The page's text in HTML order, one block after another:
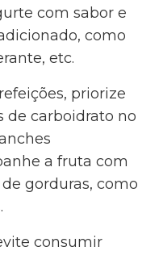
com sabor e
como
etc.
priorize
de carboidrato no
a fruta com
gorduras, como
consumir